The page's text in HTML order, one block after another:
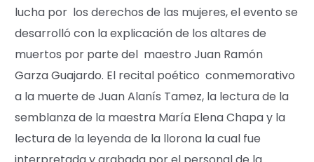
lucha por los derechos de las mujeres, el evento se
desarrolló con la explicación de los altares de
muertos por parte del maestro Juan Ramón
Garza Guajardo. El recital poético conmemorativo
a la muerte de Juan Alanís Tamez, la lectura de la
semblanza de la maestra María Elena Chapa y la
lectura de la leyenda de la llorona la cual fue